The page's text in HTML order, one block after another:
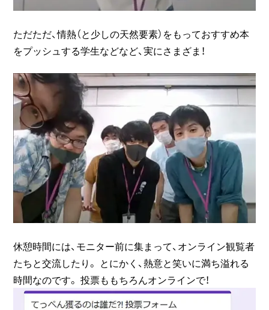
ただただ、情熱（と少しの天然要素）をもっておすすめ本
をプッシュする学生などなど、実にさまざま！
休憩時間には、モニター前に集まって、オンライン観覧者
たちと交流したり。 とにかく、熱意と笑いに満ち溢れる
時間なのです。 投票ももちろんオンラインで！